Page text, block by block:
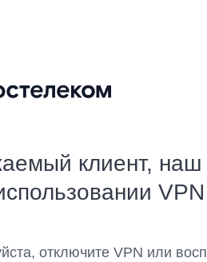
клиент, наш
отключите VPN или